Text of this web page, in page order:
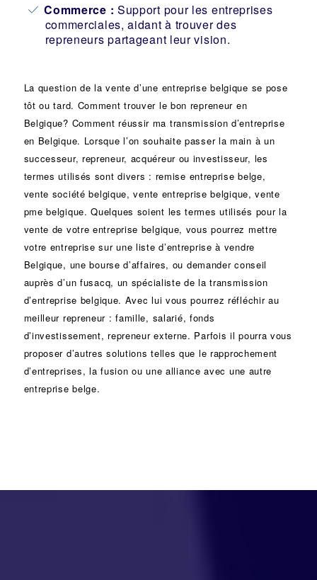
Commerce : Support pour les entreprises
commerciales, aidant à trouver des
repreneurs partageant leur vision.
La question de la vente d’une entreprise belgique se pose
tôt ou tard. Comment trouver le bon repreneur en
Belgique? Comment réussir ma transmission d’entreprise
en Belgique. Lorsque l’on souhaite passer la main à un
successeur, repreneur, acquéreur ou investisseur, les
termes utilisés sont divers : remise entreprise belge,
vente société belgique, vente entreprise belgique, vente
pme belgique. Quelques soient les termes utilisés pour la
vente de votre entreprise belgique, vous pourrez mettre
votre entreprise sur une liste d’entreprise à vendre
Belgique, unebourse d’affaires, ou demander conseil
auprès d’un fusacq, un spécialiste de latransmission
d’entreprise belgique. Avec lui vous pourrez réfléchir au
meilleur repreneur :famille, salarié, fonds
d’investissement, repreneur externe. Parfois il pourra vous
proposer d’autres solutions telles que le rapprochement
d’entreprises, lafusion ou unealliance avec une autre
entreprise belge.